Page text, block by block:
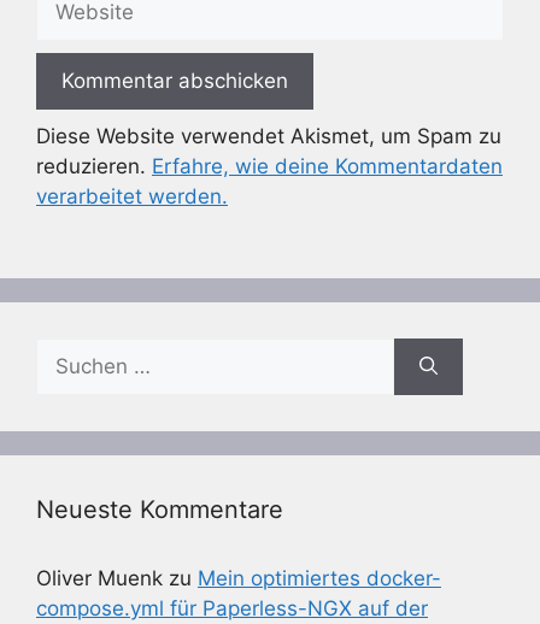
Diese Website verwendet Akismet, um Spam zu
reduzieren. Erfahre, wie deine Kommentardaten
verarbeitet werden.
Suchen
nach:
Neueste Kommentare
Oliver Muenk zu Mein optimiertes docker-
compose.yml für Paperless-NGX auf der